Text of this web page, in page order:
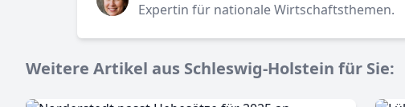
Expertin für nationale Wirtschaftsthemen.
Weitere Artikel aus Schleswig-Holstein für Sie: